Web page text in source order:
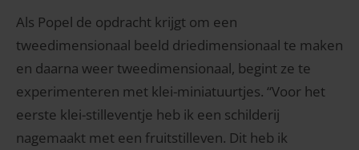
Als Popel de opdracht krijgt om een
tweedimensionaal beeld driedimensionaal te maken
en daarna weer tweedimensionaal, begint ze te
experimenteren met klei-miniatuurtjes. “Voor het
eerste klei-stilleventje heb ik een schilderij
nagemaakt met een fruitstilleven. Dit heb ik